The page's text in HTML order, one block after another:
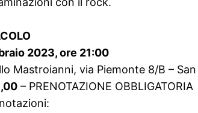
2023, ore 21:00
Mastroianni, via Piemonte 8/B –
– PRENOTAZIONE OBBLIGATORIA